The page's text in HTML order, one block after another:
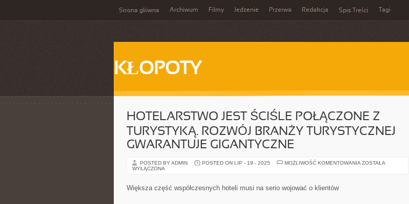
Strona główna Archiwum Filmy Jedzenie Przerwa Redakcja Spis Treści Tagi
KŁOPOTY
HOTELARSTWO JEST ŚCIŚLE POŁĄCZONE Z
TURYSTYKĄ. ROZWÓJ BRANŻY TURYSTYCZNEJ
GWARANTUJE GIGANTYCZNE
POSTED BY ADMIN POSTED ON LIP - 19 - 2025 MOŻLIWOŚĆ KOMENTOWANIA HOTELARSTWO
ZOSTAŁA
WYŁĄCZONA
Większa część współczesnych hoteli musi na serio wojować o klientów